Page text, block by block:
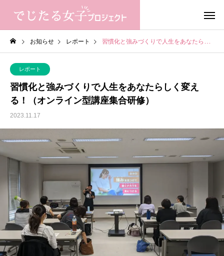
お知らせ レポート 習慣化と強みづくりで人生をあなたらしく変える！（オンライン型講座集合研修）
レポート
習慣化と強みづくりで人生をあなたらしく変え
る！（オンライン型講座集合研修）
2023.11.17